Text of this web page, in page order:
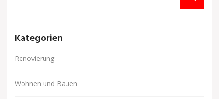
Kategorien
Renovierung
Wohnen und Bauen